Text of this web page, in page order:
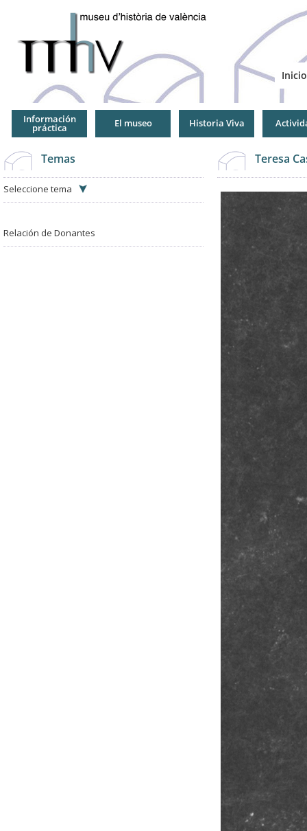
Inicio
Información
práctica El museo Historia Viva
Temas
Seleccione tema
Relación de Donantes
Teresa